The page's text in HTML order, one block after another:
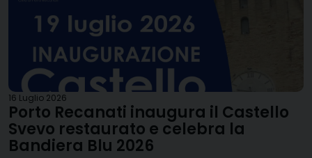
16 Luglio 2026
Porto Recanati inaugura il Castello
Svevo restaurato e celebra la
Bandiera Blu 2026